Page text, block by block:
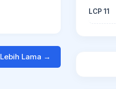
Lebih Lama →
LCP 11